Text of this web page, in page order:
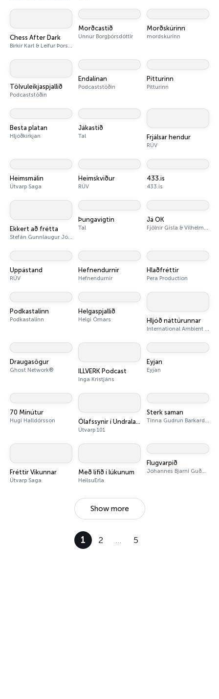
Chess After Dark
Birkir Karl & Leifur Þorsteinsson
Morðcastið
Unnur Borgþórsdóttir
Morðskúrinn
mordskurinn
Tölvuleikjaspjallið
Podcaststöðin
Endalínan
Podcaststöðin
Pitturinn
Pitturinn
Besta platan
Hljóðkirkjan
Jákastið
Tal Frjálsar hendur
RÚV
Heimsmálin
Útvarp Saga
Heimskviður
RÚV
433.is
433.is
Ekkert að frétta
Stefán Gunnlaugur Jónsson
Þungavigtin
Tal
Já OK
Fjölnir Gísla & Vilhelm Neto
Uppástand
RÚV
Hefnendurnir
Hefnendurnir
Hlaðfréttir
Pera Production
Podkastalinn
Podkastalinn
Helgaspjallið
Helgi Ómars Hljóð náttúrunnar
International Ambient Sounds
Draugasögur
Ghost Network® ILLVERK Podcast
Inga Kristjáns
Eyjan
Eyjan
70 Mínútur
Hugi Halldórsson Ólafssynir í Undralandi
Útvarp 101
Sterk saman
Tinna Gudrun Barkardottir
Fréttir Vikunnar
Útvarp Saga
Með lífið í lúkunum
HeilsuErla
Flugvarpið
Jóhannes Bjarni Guðmundsson
Show more
1 2 … 5